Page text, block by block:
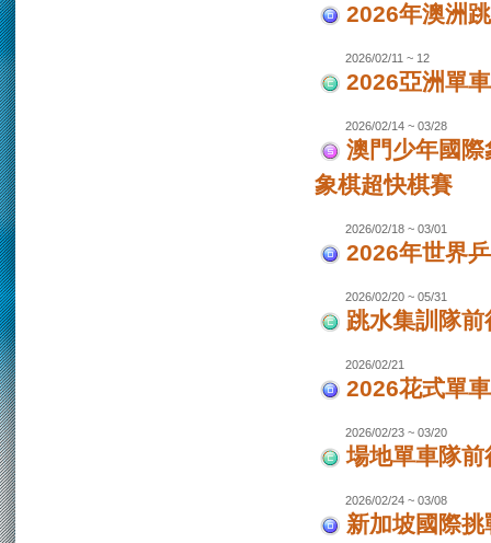
2026年澳洲
2026/02/11 ~ 12
2026亞洲單
2026/02/14 ~ 03/28
澳門少年國
象棋超快棋賽
2026/02/18 ~ 03/01
2026年世界
2026/02/20 ~ 05/31
跳水集訓隊
2026/02/21
2026花式單
2026/02/23 ~ 03/20
場地單車隊
2026/02/24 ~ 03/08
新加坡國際